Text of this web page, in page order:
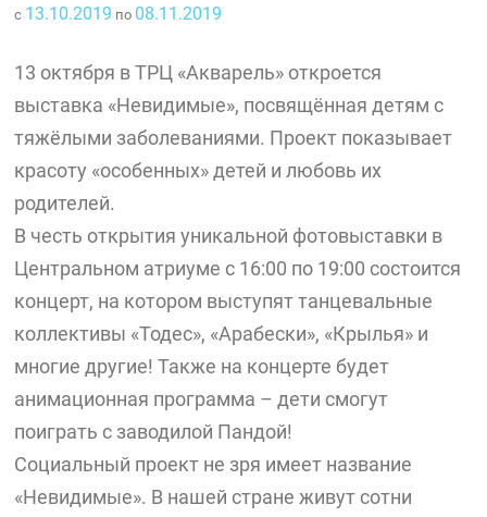
с 13.10.2019 по 08.11.2019
13 октября в ТРЦ «Акварель» откроется
выставка «Невидимые», посвящённая детям с
тяжёлыми заболеваниями. Проект показывает
красоту «особенных» детей и любовь их
родителей.
В честь открытия уникальной фотовыставки в
Центральном атриуме с 16:00 по 19:00 состоится
концерт, на котором выступят танцевальные
коллективы «Тодес», «Арабески», «Крылья» и
многие другие! Также на концерте будет
анимационная программа – дети смогут
поиграть с заводилой Пандой!
Социальный проект не зря имеет название
«Невидимые». В нашей стране живут сотни